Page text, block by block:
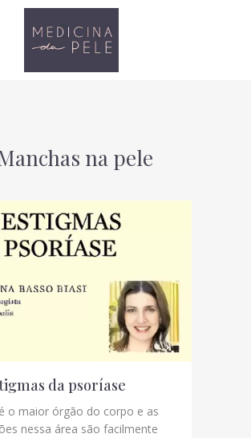
na pele
da psoríase
o maior órgão do corpo e as
nessa área são facilmente